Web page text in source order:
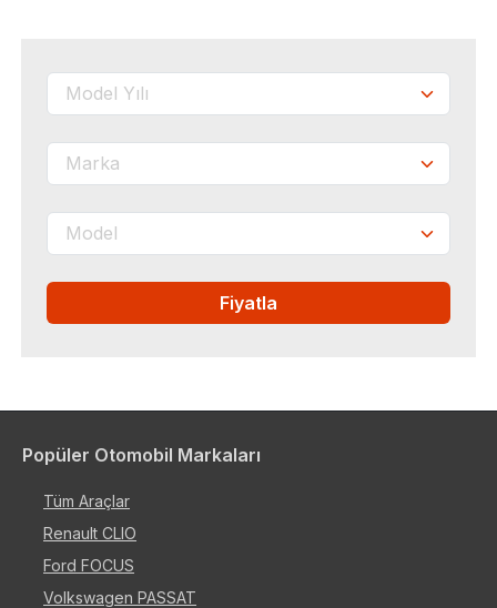
Fiyatla
Popüler Otomobil Markaları
Tüm Araçlar
Renault CLIO
Ford FOCUS
Volkswagen PASSAT